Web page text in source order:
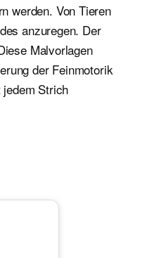
werden. Von Tieren
anzuregen. Der
Malvorlagen
der Feinmotorik
Strich